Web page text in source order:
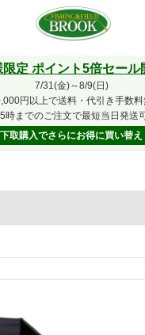
定 ポイント5倍セール
7/31(金)～8/9(日)
円以上で送料・代引き手数料
時までのご注文で最短当日発送
下取購入でさらにお得に買い替え